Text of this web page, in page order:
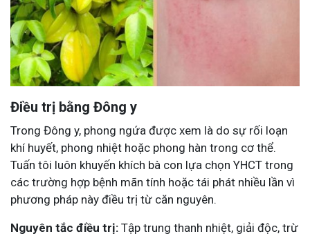
Điều trị bằng Đông y
Trong Đông y, phong ngứa được xem là do sự rối loạn
khí huyết, phong nhiệt hoặc phong hàn trong cơ thể.
Tuấn tôi luôn khuyến khích bà con lựa chọn YHCT trong
các trường hợp bệnh mãn tính hoặc tái phát nhiều lần vì
phương pháp này điều trị từ căn nguyên.
Nguyên tắc điều trị: Tập trung thanh nhiệt, giải độc, trừ